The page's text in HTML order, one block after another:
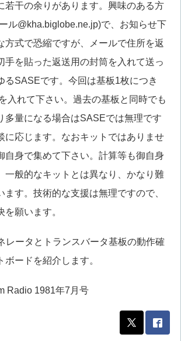
若干の余りがあります。興味のある方
ル@kha.biglobe.ne.jp)で、お知らせ下
方式で恐縮ですが、メールで住所を返
手を貼った返送用の封筒を入れて送っ
るSASEです。今回は基板1枚につき
入れて下さい。過去の基板と同時でも
多量になる場合はSASEでは無理です
に応じます。なおキットではありませ
自身で集めて下さい。計算等も御自身
一般的なキットとは異なり、かなり難
ます。技術的な支援は無理ですので、
願います。
レータとトランスバータ基板の動作確
ードを紹介します。
Radio 1981年7月号